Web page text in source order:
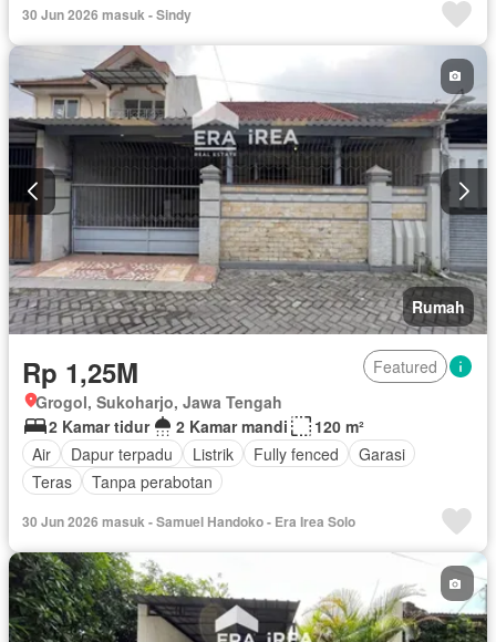
30 Jun 2026 masuk - Sindy
Rumah
Rp 1,25M
Featured
Grogol, Sukoharjo, Jawa Tengah
2 Kamar tidur
2 Kamar mandi
120 m²
Air
Dapur terpadu Listrik Fully fenced
Garasi
Teras
Tanpa perabotan
30 Jun 2026 masuk - Samuel Handoko - Era Irea Solo